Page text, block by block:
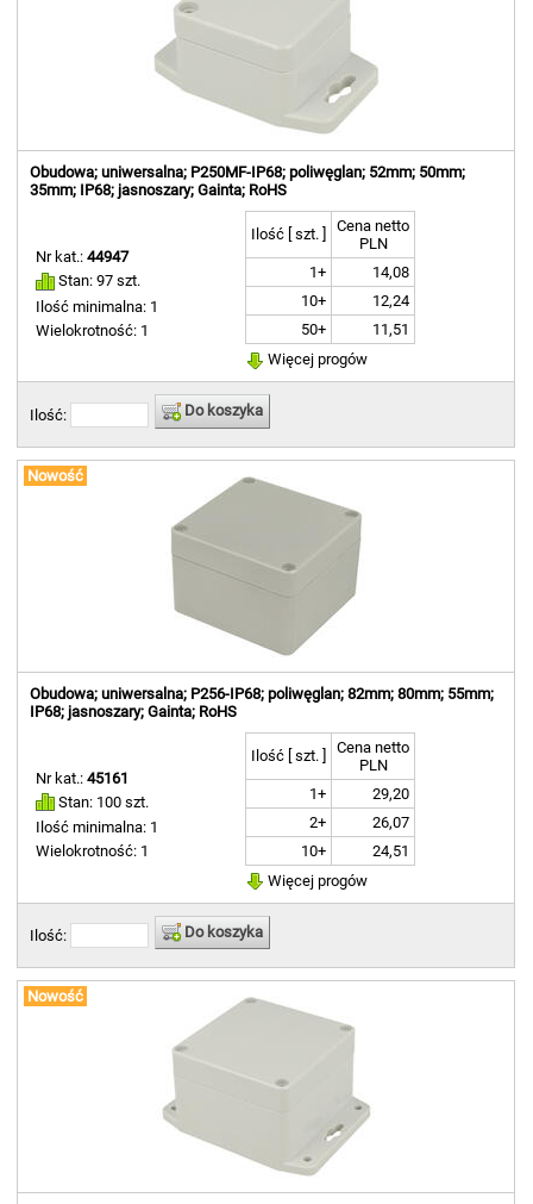
Obudowa; uniwersalna; P250MF-IP68; poliwęglan; 52mm; 50mm;
35mm; IP68; jasnoszary; Gainta; RoHS
Nr kat.:44947
Stan: 97 szt.
Ilość minimalna: 1
Wielokrotność: 1
Ilość [ szt. ]
Cena netto
PLN
1+
14,08
10+
12,24
50+
11,51
Więcej progów
Ilość: Do koszyka
Nowość
Obudowa; uniwersalna; P256-IP68; poliwęglan; 82mm; 80mm; 55mm;
IP68; jasnoszary; Gainta; RoHS
Nr kat.:45161
Stan: 100 szt.
Ilość minimalna: 1
Wielokrotność: 1
Ilość [ szt. ]
Cena netto
PLN
1+
29,20
2+
26,07
10+
24,51
Więcej progów
Ilość: Do koszyka
Nowość